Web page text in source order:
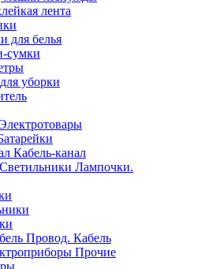
лента
для белья
сумки
уборки
Кабель-канал
Лампочки.
Провод. Кабель
Прочие